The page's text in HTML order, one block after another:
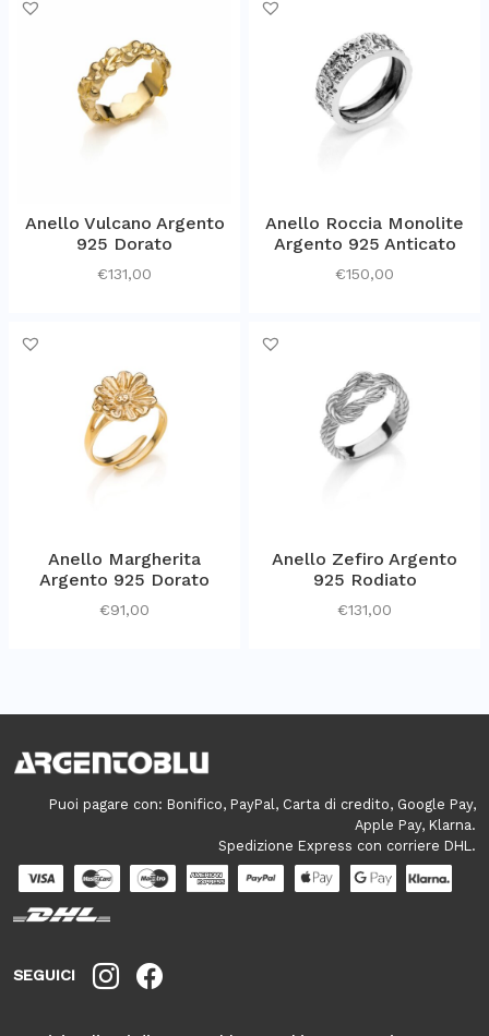
Anello Vulcano Argento
925 Dorato
€131,00
Anello Roccia Monolite
Argento 925 Anticato
€150,00
Anello Margherita
Argento 925 Dorato
€91,00
Anello Zefiro Argento
925 Rodiato
€131,00
Puoi pagare con: Bonifico, PayPal, Carta di credito, Google Pay,
Apple Pay, Klarna.
Spedizione Express con corriere DHL.
SEGUICI